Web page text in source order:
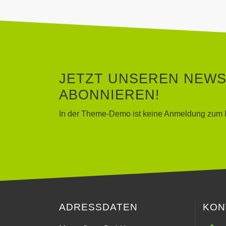
JETZT UNSEREN
ABONNIEREN!
In der Theme-Demo ist keine Anmeldung
ADRESSDATEN